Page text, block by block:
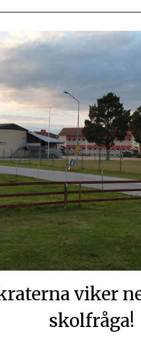
viker
skolfråga!